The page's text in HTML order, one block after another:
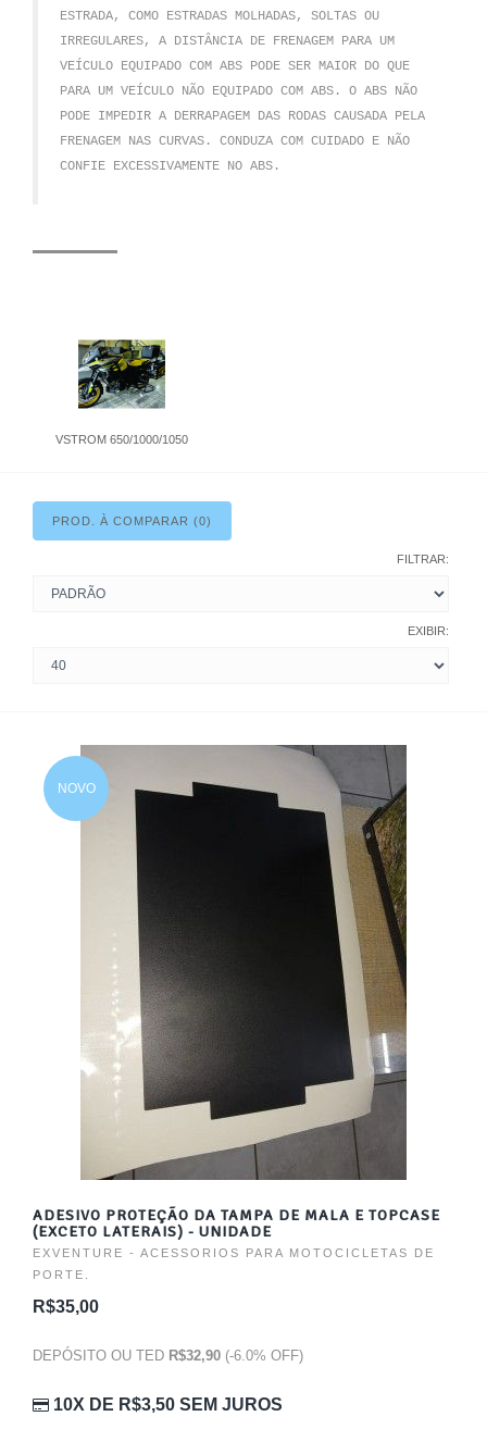
ESTRADA, COMO ESTRADAS MOLHADAS, SOLTAS OU
IRREGULARES, A DISTÂNCIA DE FRENAGEM PARA UM
VEÍCULO EQUIPADO COM ABS PODE SER MAIOR DO QUE
PARA UM VEÍCULO NÃO EQUIPADO COM ABS. O ABS NÃO
PODE IMPEDIR A DERRAPAGEM DAS RODAS CAUSADA PELA
FRENAGEM NAS CURVAS. CONDUZA COM CUIDADO E NÃO
CONFIE EXCESSIVAMENTE NO ABS.
VSTROM 650/1000/1050
PROD. À COMPARAR (0)
FILTRAR:
EXIBIR:
NOVO
ADESIVO PROTEÇÃO DA TAMPA DE MALA E TOPCASE
(EXCETO LATERAIS) - UNIDADE
EXVENTURE - ACESSORIOS PARA MOTOCICLETAS DE
PORTE.
R$35,00
DEPÓSITO OU TED R$32,90 (-6.0% OFF)
10X DE R$3,50 SEM JUROS